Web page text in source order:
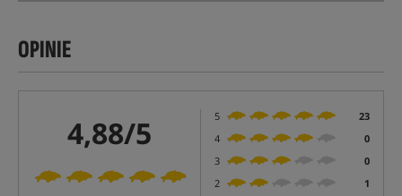
OPINIE
4,88/5 5
23
4
0
3
0
2
1